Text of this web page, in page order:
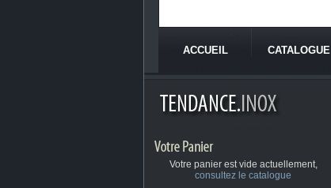
ACCUEIL CATALOGUE
Votre panier est vide actuellement,
consultez le catalogue